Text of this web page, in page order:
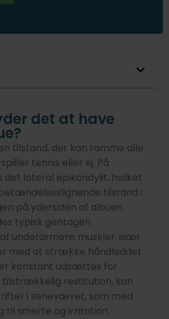
det at have
tilstand, der kan ramme alle
tennis eller ej. På
det lateral epikondylit, hvilket
tilstand i
på ydersiden af albuen.
typisk gentagen
underarmens muskler, især
med at strække håndleddet.
konstant udsættes for
restitution, kan
i senevævet, som med
til smerte og irritation.